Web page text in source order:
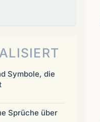
Symbole, die
Sprüche über